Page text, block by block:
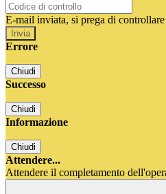
E-mail inviata, si prega di
Errore
Chiudi
Successo
Chiudi
Informazione
Chiudi
Attendere...
Attendere il completamento